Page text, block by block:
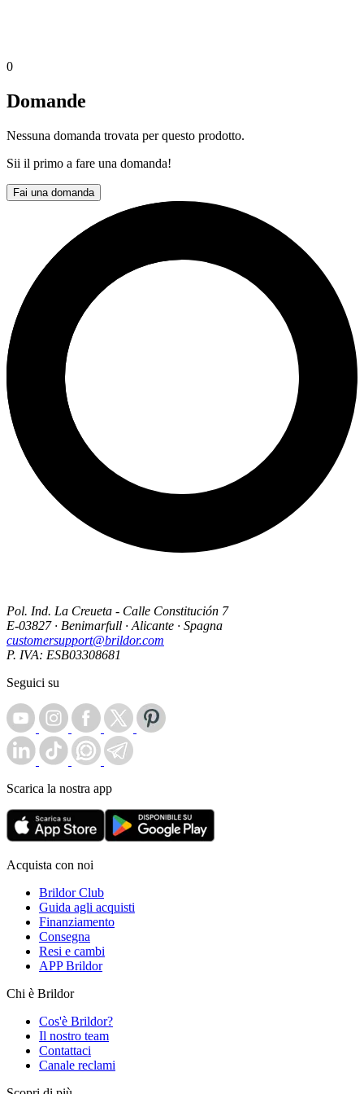
0
Domande
Nessuna domanda trovata per questo prodotto.
Sii il primo a fare una domanda!
Fai una domanda
Pol. Ind. La Creueta - Calle Constitución 7
E-03827 · Benimarfull · Alicante · Spagna
customersupport@brildor.com
P. IVA: ESB03308681
Seguici su
Scarica la nostra app
Acquista con noi
Brildor Club
Guida agli acquisti
Finanziamento
Consegna
Resi e cambi
APP Brildor
Chi è Brildor
Cos'è Brildor?
Il nostro team
Contattaci
Canale reclami